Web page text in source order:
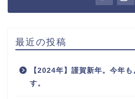
最近の投稿
【2024年】謹賀新年。今年
す。